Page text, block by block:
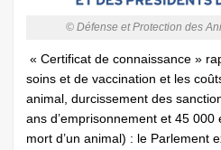
© Défense et Protection des
« Certificat de connaissance »
soins et de vaccination et les
animal, durcissement des
ans d’emprisonnement et 45 000
mort d’un animal) : le Parlement